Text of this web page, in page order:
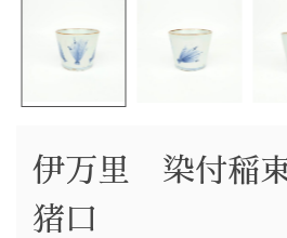
伊万里 染付稲
猪口